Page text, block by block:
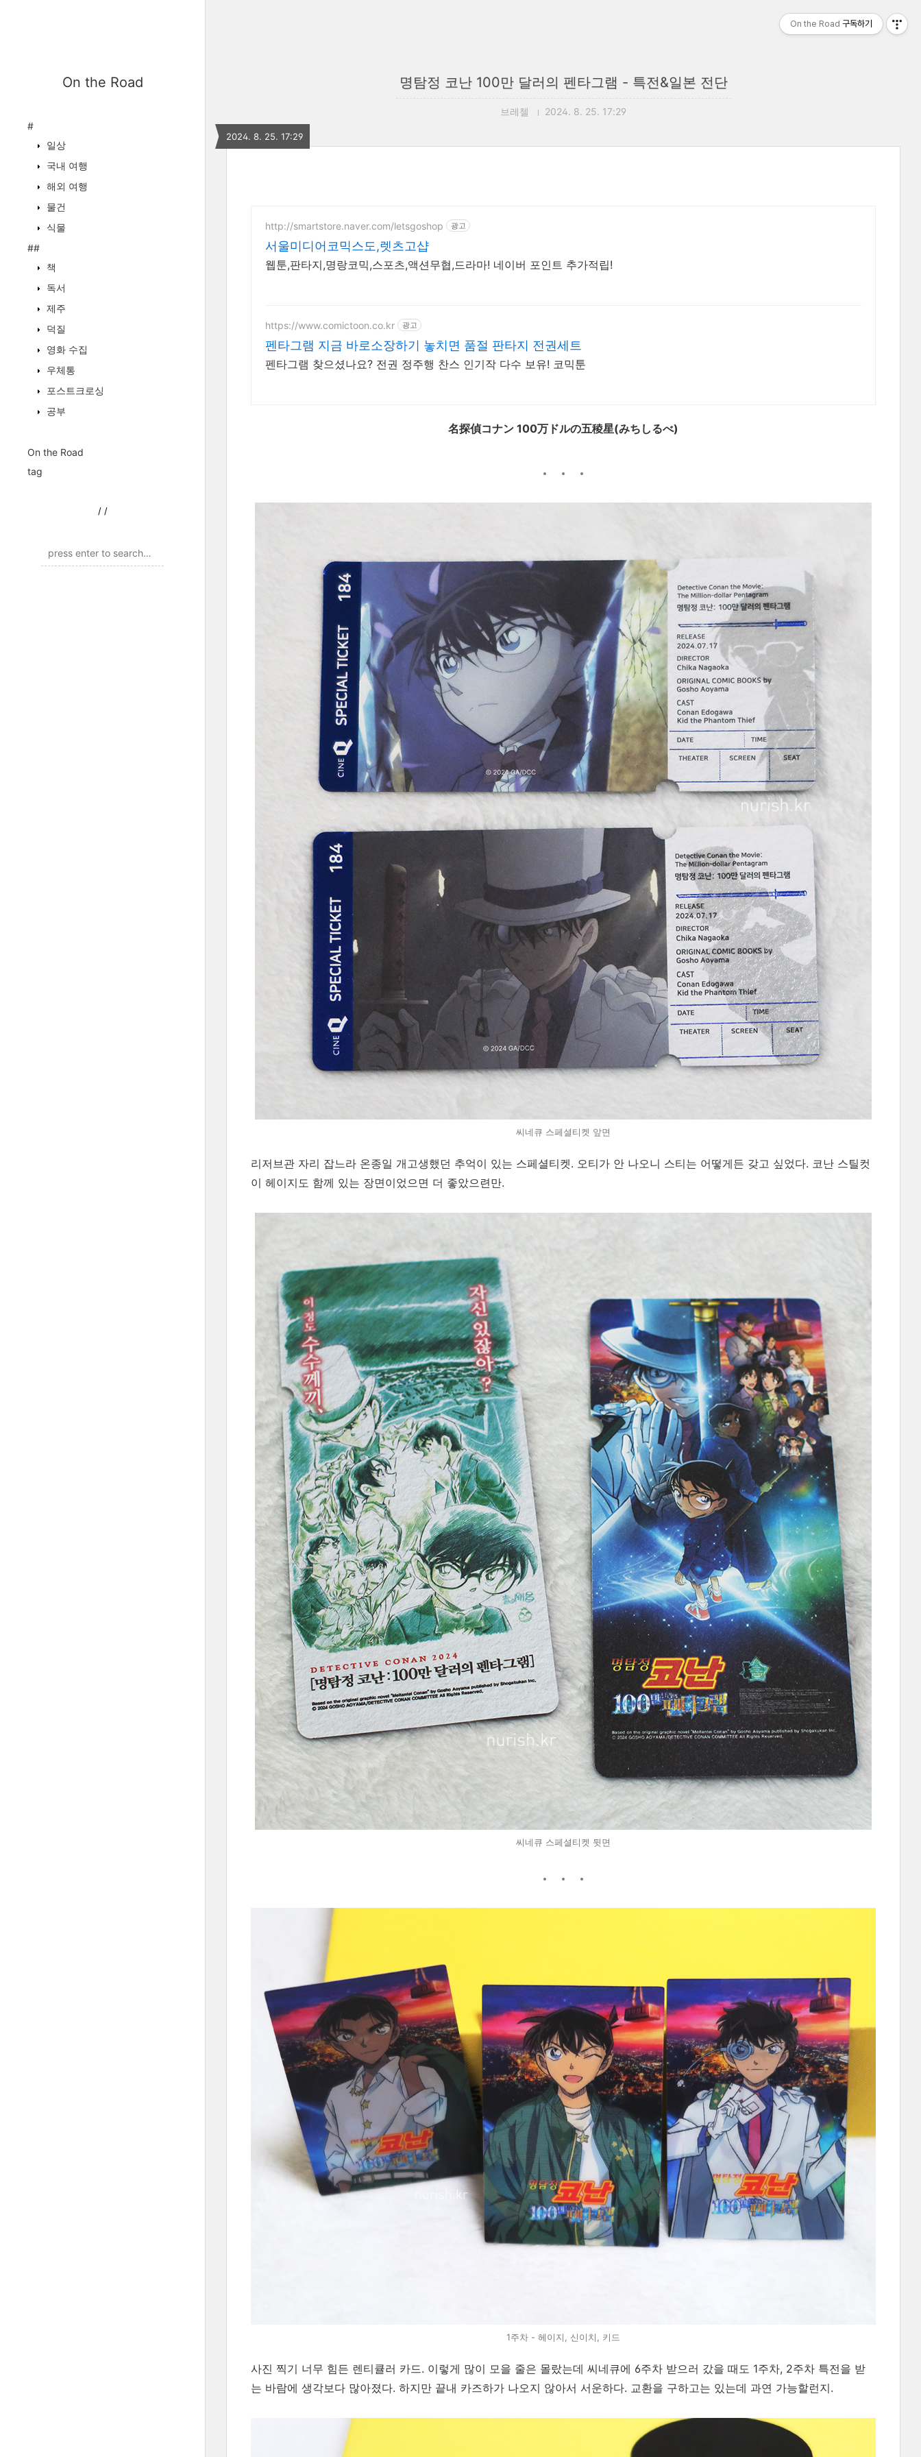
On the Road
#
일상
국내 여행
해외 여행
물건
식물
##
책
독서
제주
덕질
영화 수집
우체통
포스트크로싱
공부
On the Road
tag
/ /
명탐정 코난 100만 달러의 펜타그램 - 특전&일본 전단
브레첼 2024. 8. 25. 17:29
2024. 8. 25. 17:29
http://smartstore.naver.com/letsgoshop 광고
서울미디어코믹스도,렛츠고샵
웹툰,판타지,명랑코믹,스포츠,액션무협,드라마! 네이버 포인트 추가적립!
https://www.comictoon.co.kr 광고
펜타그램 지금 바로소장하기 놓치면 품절 판타지 전권세트
펜타그램 찾으셨나요? 전권 정주행 찬스 인기작 다수 보유! 코믹툰
名探偵コナン 100万ドルの五稜星(みちしるべ)
씨네큐 스페셜티켓 앞면
리저브관 자리 잡느라 온종일 개고생했던 추억이 있는 스페셜티켓. 오티가 안 나오니 스티는 어떻게든 갖고 싶었다. 코난 스틸컷
이 헤이지도 함께 있는 장면이었으면 더 좋았으련만.
씨네큐 스페셜티켓 뒷면
1주차 - 헤이지, 신이치, 키드
사진 찍기 너무 힘든 렌티큘러 카드. 이렇게 많이 모을 줄은 몰랐는데 씨네큐에 6주차 받으러 갔을 때도 1주차, 2주차 특전을 받
는 바람에 생각보다 많아졌다. 하지만 끝내 카즈하가 나오지 않아서 서운하다. 교환을 구하고는 있는데 과연 가능할런지.
On the Road 구독하기